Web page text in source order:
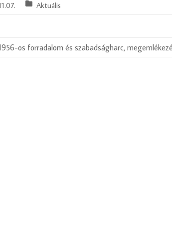
Aktuális
os forradalom és szabadságharc,